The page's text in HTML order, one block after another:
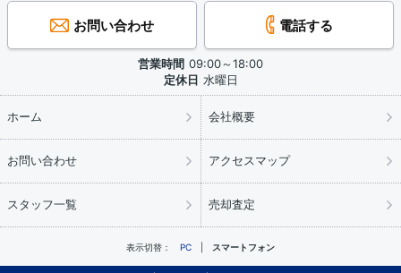
お問い合わせ 電話する
営業時間 09:00～18:00
定休日 水曜日
ホーム 会社概要
お問い合わせ アクセスマップ
スタッフ一覧 売却査定
表示切替： PC スマートフォン